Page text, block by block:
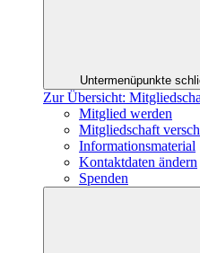
Untermenüpunkte
Zur Übersicht:
Mitglied werden
Mitgliedschaft
Informationsmaterial
Kontaktdaten ändern
Spenden